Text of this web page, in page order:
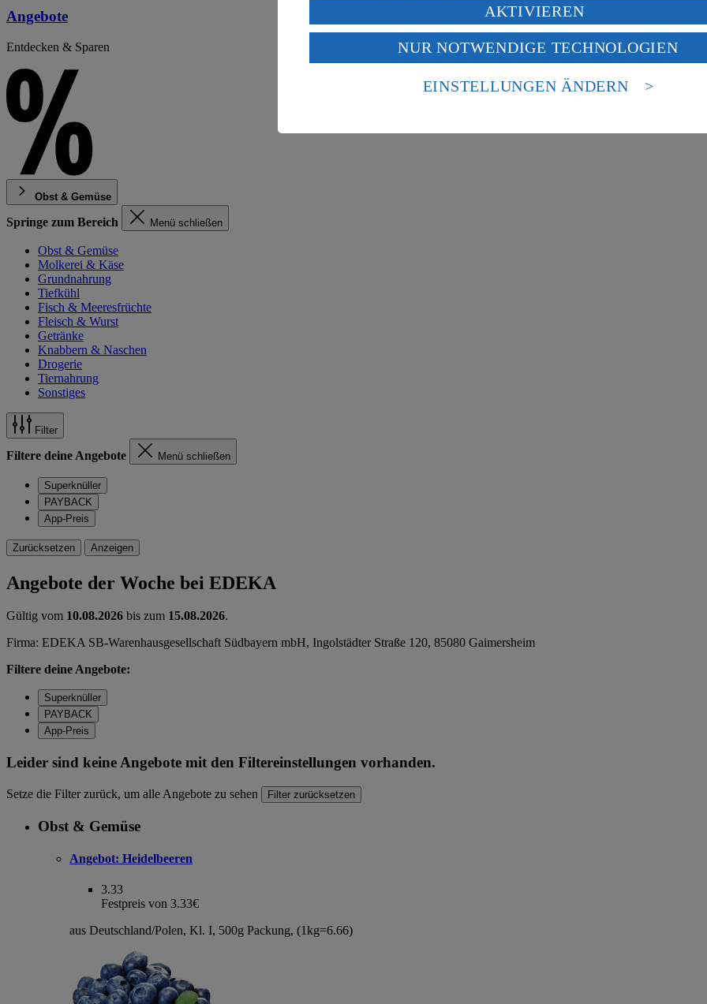
Angebote
Entdecken & Sparen
Obst & Gemüse
Springe zum Bereich Menü schließen
Obst & Gemüse
Molkerei & Käse
Grundnahrung
Tiefkühl
Fisch & Meeresfrüchte
Fleisch & Wurst
Getränke
Knabbern & Naschen
Drogerie
Tiernahrung
Sonstiges
Filter
Filtere deine Angebote Menü schließen
Superknüller
PAYBACK
App-Preis
Zurücksetzen Anzeigen
Angebote der Woche bei EDEKA
Gültig vom 10.08.2026 bis zum 15.08.2026.
Firma: EDEKA SB-Warenhausgesellschaft Südbayern mbH, Ingolstädter Straße 120, 85080 Gaimersheim
Filtere deine Angebote:
Superknüller
PAYBACK
App-Preis
Leider sind keine Angebote mit den Filtereinstellungen vorhanden.
Setze die Filter zurück, um alle Angebote zu sehen Filter zurücksetzen
Obst & Gemüse
Angebot: Heidelbeeren
3.33
Festpreis von 3.33€
aus Deutschland/Polen, Kl. I, 500g Packung, (1kg=6.66)
Verarbeitung deiner personenbezogenen Daten in den USA durch Facebook und
Wenn du auf „Aktivieren“ klickst, willigst du im Sinne des Art. 49 Abs. 1 Satz 1 lit.
ein, dass deine Daten in den USA verarbeitet werden. Der EuGH sieht die USA als
einem nach europäischen Standards nicht angemessenen Datenschutzniveau an. Es
Risiko eines Zugriffs durch US-amerikanische Behörden.
AKTIVIEREN
NUR NOTWENDIGE TECHNOLOGIEN
EINSTELLUNGEN ÄNDERN